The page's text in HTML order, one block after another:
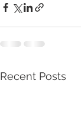
Recent Posts